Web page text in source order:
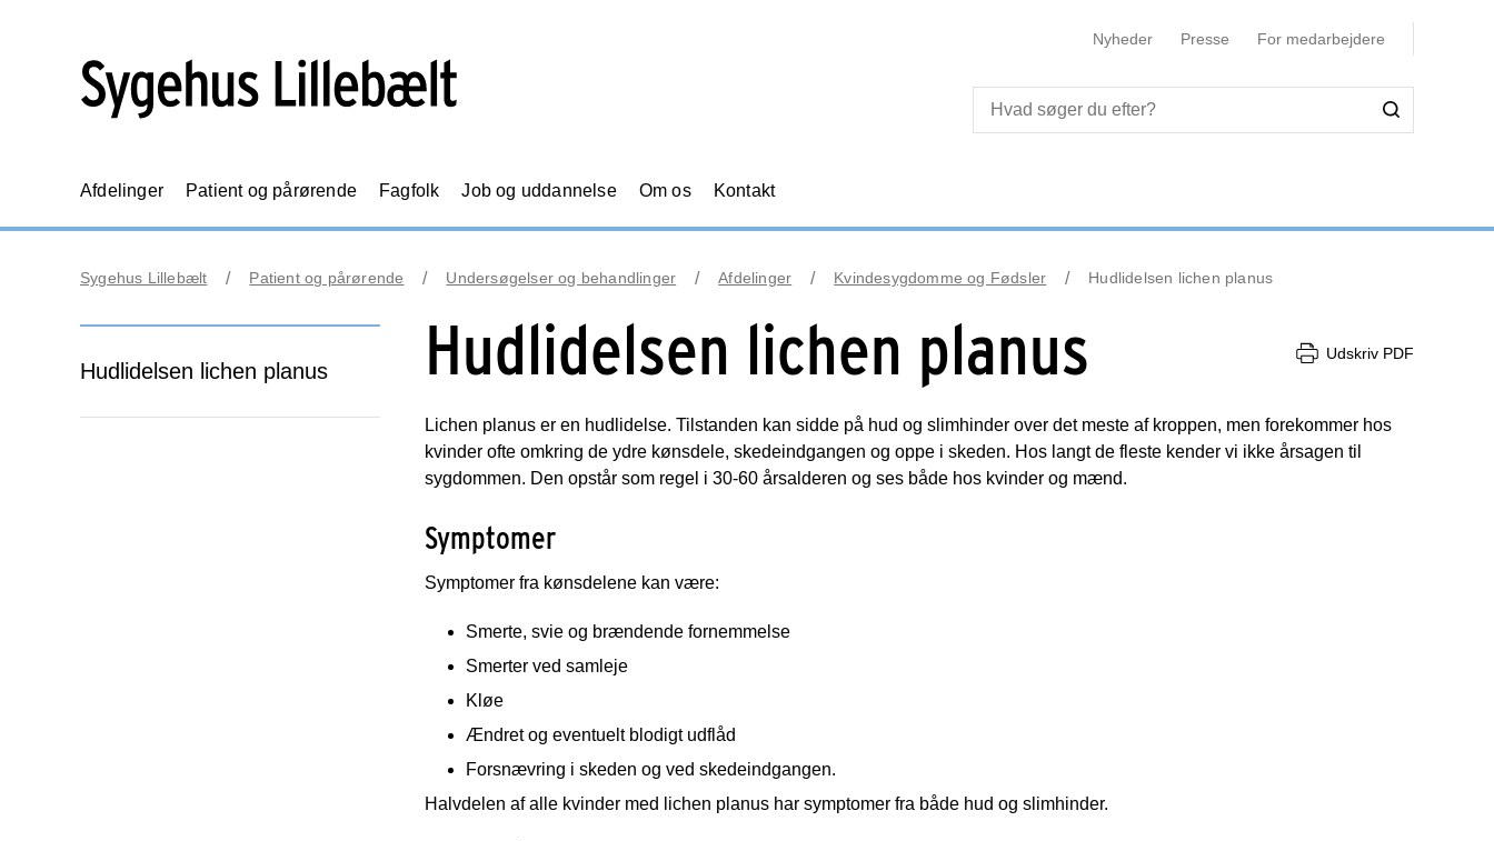
Nyheder Presse For medarbejdere
Afdelinger Patient og pårørende Fagfolk Job og uddannelse Om os Kontakt
Sygehus Lillebælt Patient og pårørende Undersøgelser og behandlinger Afdelinger Kvindesygdomme og Fødsler Hudlidelsen lichen planus
Hudlidelsen lichen planus Hudlidelsen lichen planus Udskriv PDF
Lichen planus er en hudlidelse. Tilstanden kan sidde på hud og slimhinder over det meste af kroppen, men forekommer hos
kvinder ofte omkring de ydre kønsdele, skedeindgangen og oppe i skeden. Hos langt de fleste kender vi ikke årsagen til
sygdommen. Den opstår som regel i 30-60 årsalderen og ses både hos kvinder og mænd.
Symptomer
Symptomer fra kønsdelene kan være:
Smerte, svie og brændende fornemmelse
Smerter ved samleje
Kløe
Ændret og eventuelt blodigt udflåd
Forsnævring i skeden og ved skedeindgangen.
Halvdelen af alle kvinder med lichen planus har symptomer fra både hud og slimhinder.